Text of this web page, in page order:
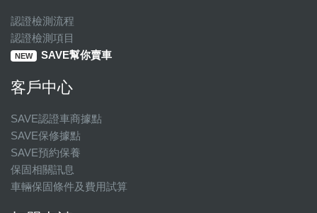
認證檢測流程
認證檢測項目
NEW SAVE幫你賣車
客戶中心
SAVE認證車商據點
SAVE保修據點
SAVE預約保養
保固相關訊息
車輛保固條件及費用試算